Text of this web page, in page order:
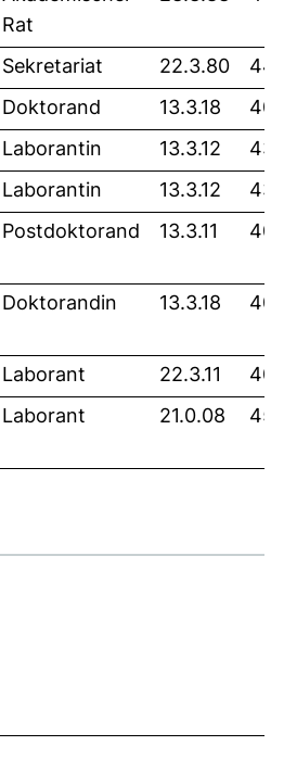
Rat
Sekretariat 22.3.80
Doktorand 13.3.18
Laborantin 13.3.12
Laborantin 13.3.12
Postdoktorand 13.3.11
Doktorandin 13.3.18
Laborant 22.3.11
Laborant 21.0.08